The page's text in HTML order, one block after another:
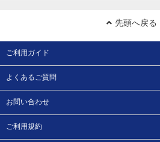
先頭へ戻る
ご利用ガイド
よくあるご質問
お問い合わせ
ご利用規約